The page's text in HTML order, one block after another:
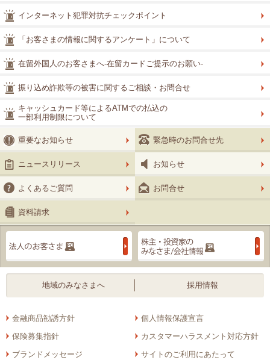
インターネット犯罪対抗チェックポイント
「お客さまの情報に関するアンケート」について
在留外国人のお客さまへ-在留カードご提示のお願い-
振り込め詐欺等の被害に関するご相談・お問合せ
キャッシュカード等によるATMでの払込の
一部利用制限について
重要なお知らせ 緊急時のお問合せ先
ニュースリリース お知らせ
よくあるご質問 お問合せ
資料請求
法人のお客さま
地域のみなさまへ 採用情報
金融商品勧誘方針
個人情報保護宣言
保険募集指針
カスタマーハラスメント対応方針
ブランドメッセージ
サイトのご利用にあたって